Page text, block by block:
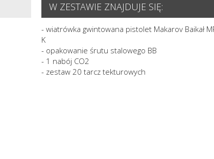
W ZESTAWIE ZNAJDUJE SIĘ:
- wiatrówka gwintowana pistolet Makarov Baikał
K
- opakowanie śrutu stalowego BB
- 1 nabój CO2
- zestaw 20 tarcz tekturowych